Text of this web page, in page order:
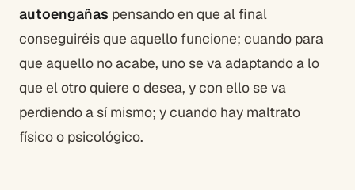
autoengañas pensando en que al final
conseguiréis que aquello funcione; cuando para
que aquello no acabe, uno se va adaptando a lo
que el otro quiere o desea, y con ello se va
perdiendo a sí mismo; y cuando hay maltrato
físico o psicológico.